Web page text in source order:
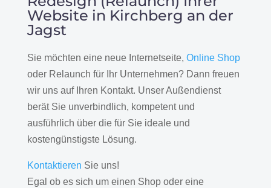
Website in Kirchberg an der
Jagst
Sie möchten eine neue Internetseite, Online Shop
oder Relaunch für Ihr Unternehmen? Dann freuen
wir uns auf Ihren Kontakt. Unser Außendienst
berät Sie unverbindlich, kompetent und
ausführlich über die für Sie ideale und
kostengünstigste Lösung.
Kontaktieren Sie uns!
Egal ob es sich um einen Shop oder eine